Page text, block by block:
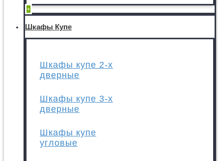
+
Шкафы Купе
Шкафы купе 2-х
дверные
Шкафы купе 3-х
дверные
Шкафы купе
угловые